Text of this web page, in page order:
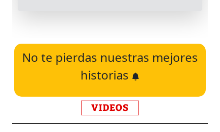
No te pierdas nuestras mejores
historias
VIDEOS